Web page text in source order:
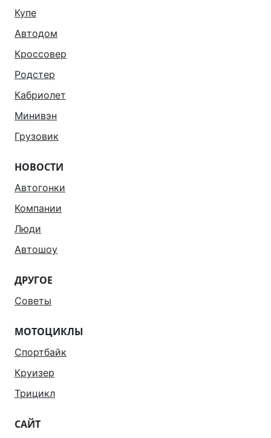
Купе
Автодом
Кроссовер
Родстер
Кабриолет
Минивэн
Грузовик
НОВОСТИ
Автогонки
Компании
Люди
Автошоу
ДРУГОЕ
Советы
МОТОЦИКЛЫ
Спортбайк
Круизер
Трицикл
САЙТ